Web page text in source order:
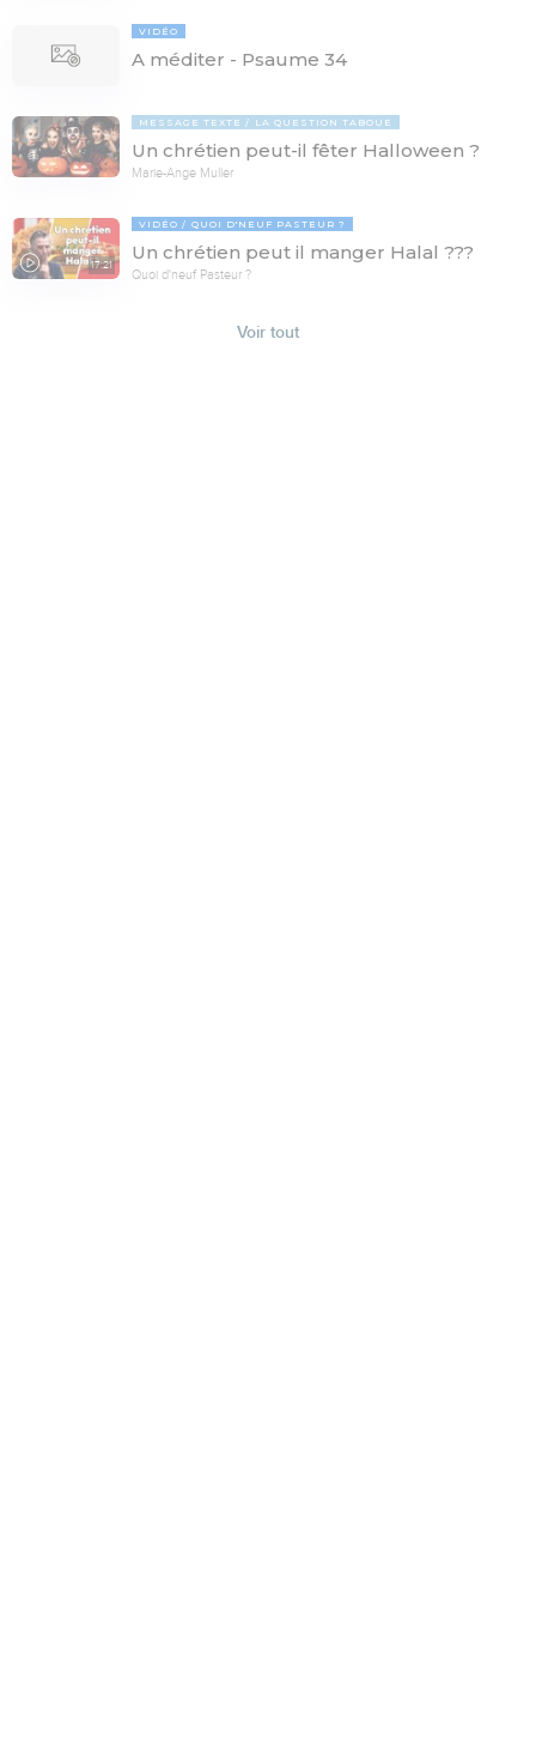
VIDÉO
A méditer - Psaume 34
MESSAGE TEXTE LA QUESTION TABOUE
Un chrétien peut-il fêter Halloween ?
Marie-Ange Muller
17:21
VIDÉO QUOI D'NEUF PASTEUR ?
Un chrétien peut il manger Halal ???
Quoi d'neuf Pasteur ?
Voir tout